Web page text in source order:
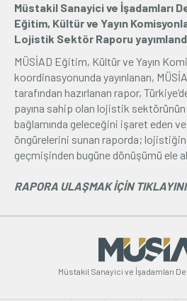
Üyelik
E-İşlemler
İletişim
Müstakil Sanayici ve İşadamları
Eğitim, Kültür ve Yayın
Lojistik Sektör Raporu
MÜSİAD Eğitim, Kültür ve Yayın
koordinasyonunda yayınlanan,
tarafından hazırlanan rapor,
payına sahip olan lojistik
bağlamında geleceğini işaret eden
öngürelerini sunan raporda; lojistiğin
geçmişinden bugüne dönüşümü ele
RAPORA ULAŞMAK İÇİN
Müstakil Sanayici ve İşadamları